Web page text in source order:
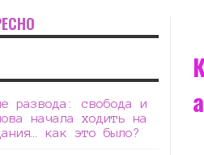
развода: свобода и
начала ходить на
как это было?